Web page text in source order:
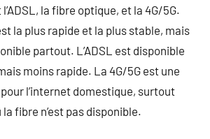
la fibre optique, et la 4G/5G.
la plus rapide et la plus stable, mais
partout. L’ADSL est disponible
moins rapide. La 4G/5G est une
l’internet domestique, surtout
fibre n’est pas disponible.